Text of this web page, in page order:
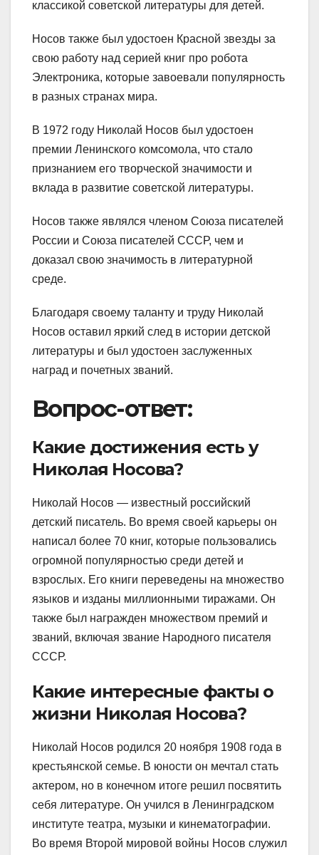
классикой советской литературы для детей.
Носов также был удостоен Красной звезды за
свою работу над серией книг про робота
Электроника, которые завоевали популярность
в разных странах мира.
В 1972 году Николай Носов был удостоен
премии Ленинского комсомола, что стало
признанием его творческой значимости и
вклада в развитие советской литературы.
Носов также являлся членом Союза писателей
России и Союза писателей СССР, чем и
доказал свою значимость в литературной
среде.
Благодаря своему таланту и труду Николай
Носов оставил яркий след в истории детской
литературы и был удостоен заслуженных
наград и почетных званий.
Вопрос-ответ:
Какие достижения есть у
Николая Носова?
Николай Носов — известный российский
детский писатель. Во время своей карьеры он
написал более 70 книг, которые пользовались
огромной популярностью среди детей и
взрослых. Его книги переведены на множество
языков и изданы миллионными тиражами. Он
также был награжден множеством премий и
званий, включая звание Народного писателя
СССР.
Какие интересные факты о
жизни Николая Носова?
Николай Носов родился 20 ноября 1908 года в
крестьянской семье. В юности он мечтал стать
актером, но в конечном итоге решил посвятить
себя литературе. Он учился в Ленинградском
институте театра, музыки и кинематографии.
Во время Второй мировой войны Носов служил